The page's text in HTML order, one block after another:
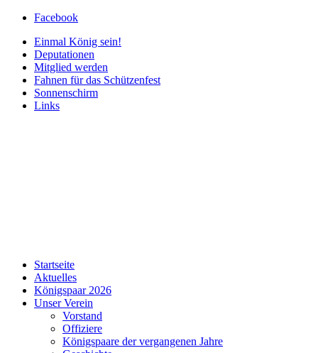
Facebook
Einmal König sein!
Deputationen
Mitglied werden
Fahnen für das Schützenfest
Sonnenschirm
Links
Startseite
Aktuelles
Königspaar 2026
Unser Verein
Vorstand
Offiziere
Königspaare der vergangenen Jahre